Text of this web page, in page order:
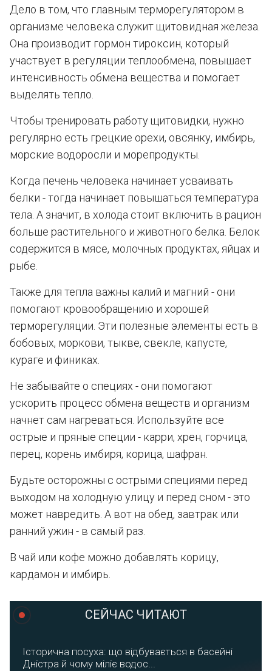
Дело в том, что главным терморегулятором в
организме человека служит щитовидная железа.
Она производит гормон тироксин, который
участвует в регуляции теплообмена, повышает
интенсивность обмена вещества и помогает
выделять тепло.
Чтобы тренировать работу щитовидки, нужно
регулярно есть грецкие орехи, овсянку, имбирь,
морские водоросли и морепродукты.
Когда печень человека начинает усваивать
белки - тогда начинает повышаться температура
тела. А значит, в холода стоит включить в рацион
больше растительного и животного белка. Белок
содержится в мясе, молочных продуктах, яйцах и
рыбе.
Также для тепла важны калий и магний - они
помогают кровообращению и хорошей
терморегуляции. Эти полезные элементы есть в
бобовых, моркови, тыкве, свекле, капусте,
кураге и финиках.
Не забывайте о специях - они помогают
ускорить процесс обмена веществ и организм
начнет сам нагреваться. Используйте все
острые и пряные специи - карри, хрен, горчица,
перец, корень имбиря, корица, шафран.
Будьте осторожны с острыми специями перед
выходом на холодную улицу и перед сном - это
может навредить. А вот на обед, завтрак или
ранний ужин - в самый раз.
В чай или кофе можно добавлять корицу,
кардамон и имбирь.
СЕЙЧАС ЧИТАЮТ
Історична посуха: що відбувається в басейні
Дністра й чому міліє водос...